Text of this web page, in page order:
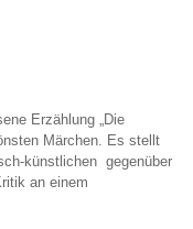
Erzählung „Die
Märchen. Es stellt
künstlichen gegenüber
an einem